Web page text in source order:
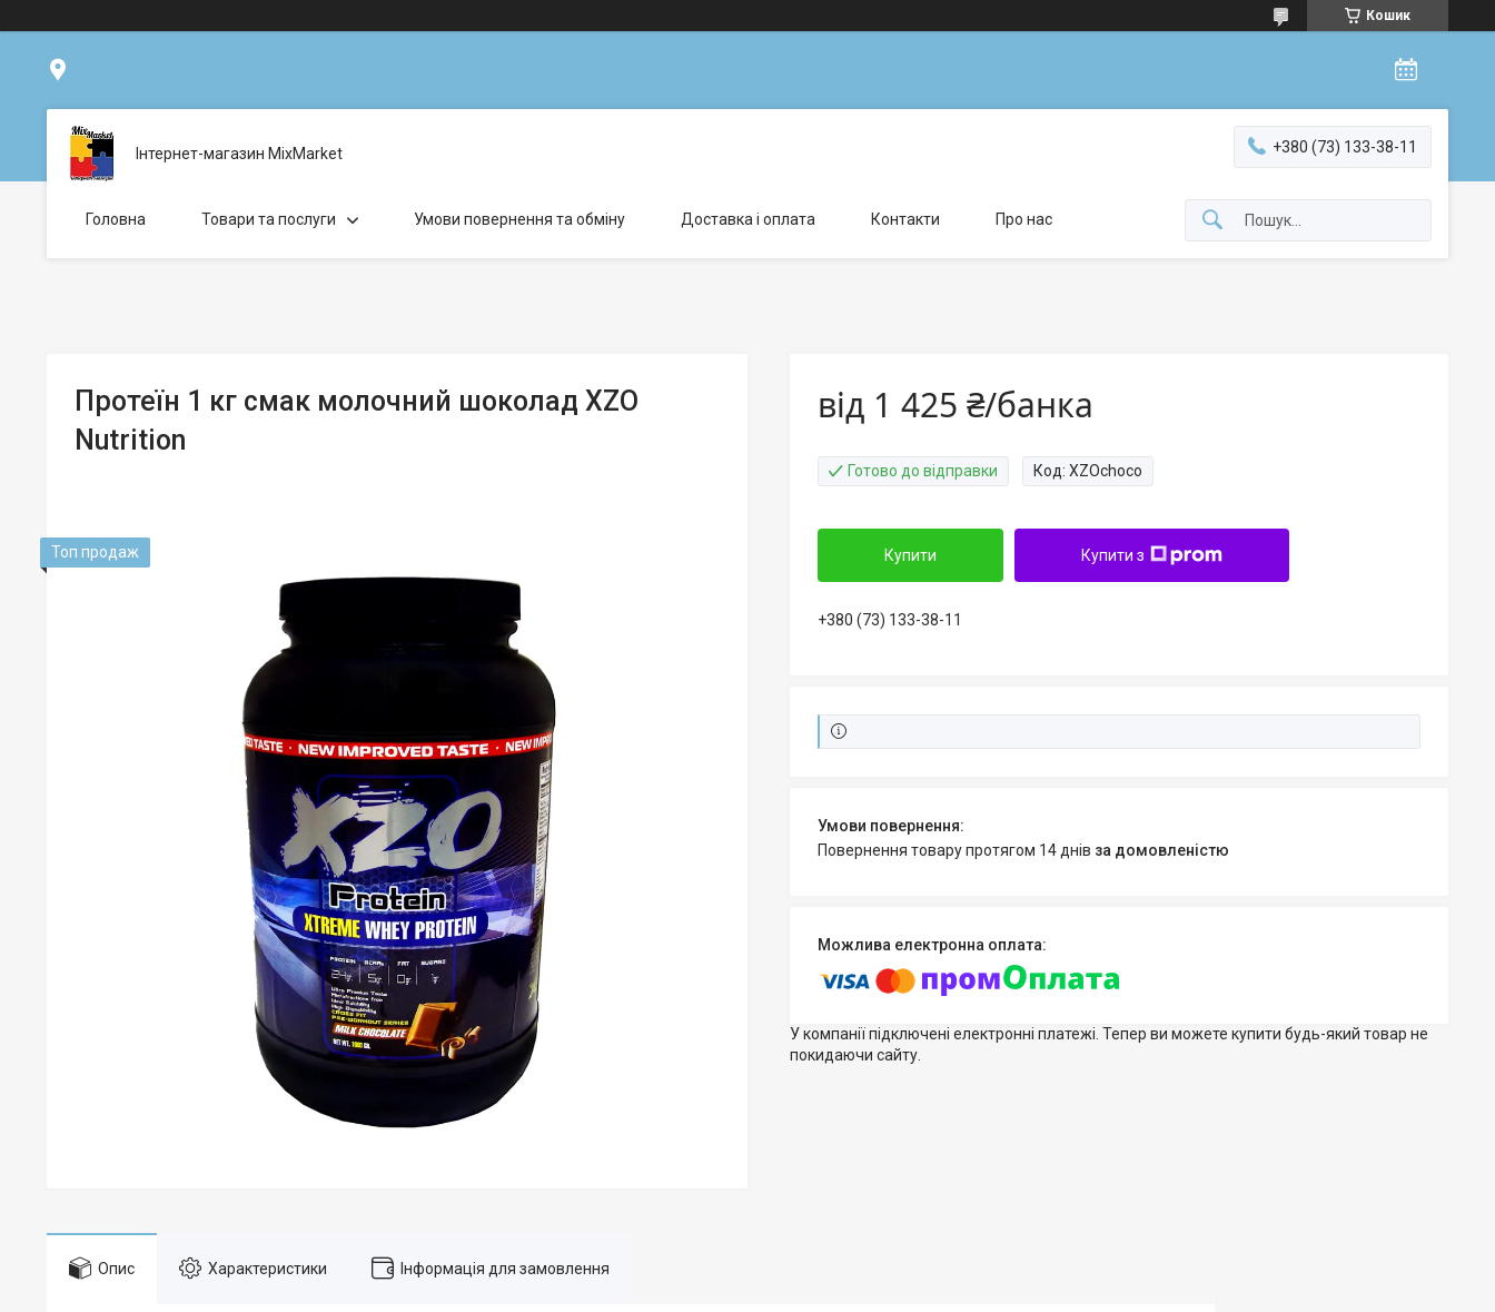
Кошик
Інтернет-магазин MixMarket +380 (73) 133-38-11
Головна Товари та послуги Умови повернення та обміну Доставка і оплата Контакти Про нас
Протеїн 1 кг смак молочний шоколад XZO
Nutrition
Топ продаж
від 1 425 ₴/банка
Готово до відправки Код: XZOchoco
Купити Купити з
+380 (73) 133-38-11
повернення товару протягом 14 днів за домовленістю
У компанії підключені електронні платежі. Тепер ви можете купити будь-який товар не
покидаючи сайту.
Опис Характеристики Інформація для замовлення